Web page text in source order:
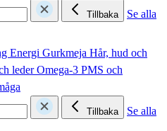
Tillbaka
Se alla
Energi Gurkmeja Hår, hud och
lederOmega-3 PMS och
Tillbaka
Se alla